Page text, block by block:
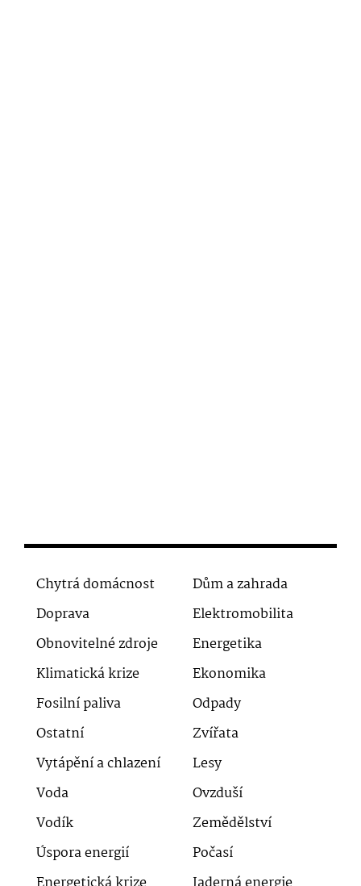
Chytrá domácnost
Dům a zahrada
Doprava
Elektromobilita
Obnovitelné zdroje
Energetika
Klimatická krize
Ekonomika
Fosilní paliva
Odpady
Ostatní
Zvířata
Vytápění a chlazení
Lesy
Voda
Ovzduší
Vodík
Zemědělství
Úspora energií
Počasí